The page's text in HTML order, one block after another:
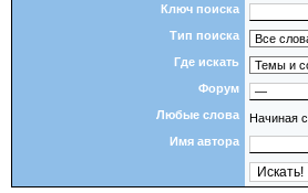
Ключ поиска
Тип поиска
Где искать
Форум
Любые слова
Начиная с
Имя автора